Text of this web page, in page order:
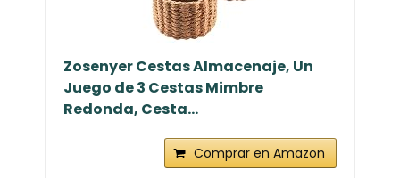
Zosenyer Cestas Almacenaje, Un
Juego de 3 Cestas Mimbre
Redonda, Cesta...
Comprar en Amazon